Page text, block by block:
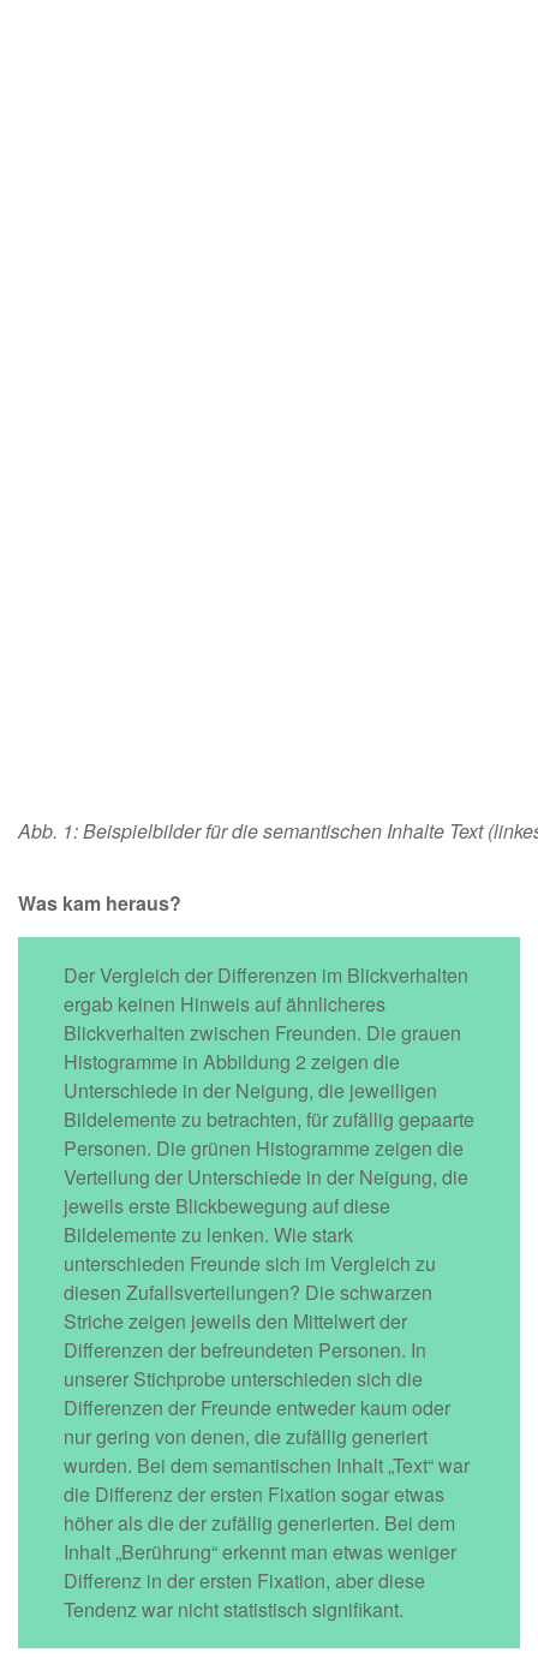
Abb. 1: Beispielbilder für die semantischen Inhalte Text
Was kam heraus?
Der Vergleich der Differenzen im Blickverhalten
ergab keinen Hinweis auf ähnlicheres
Blickverhalten zwischen Freunden. Die grauen
Histogramme in Abbildung 2 zeigen die
Unterschiede in der Neigung, die jeweiligen
Bildelemente zu betrachten, für zufällig gepaarte
Personen. Die grünen Histogramme zeigen die
Verteilung der Unterschiede in der Neigung, die
jeweils erste Blickbewegung auf diese
Bildelemente zu lenken. Wie stark
unterschieden Freunde sich im Vergleich zu
diesen Zufallsverteilungen? Die schwarzen
Striche zeigen jeweils den Mittelwert der
Differenzen der befreundeten Personen. In
unserer Stichprobe unterschieden sich die
Differenzen der Freunde entweder kaum oder
nur gering von denen, die zufällig generiert
wurden. Bei dem semantischen Inhalt „Text“ war
die Differenz der ersten Fixation sogar etwas
höher als die der zufällig generierten. Bei dem
Inhalt „Berührung“ erkennt man etwas weniger
Differenz in der ersten Fixation, aber diese
Tendenz war nicht statistisch signifikant.